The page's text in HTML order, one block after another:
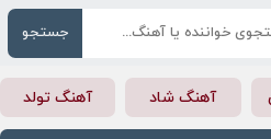
جستجو
آهنگ شاد آهنگ تولد